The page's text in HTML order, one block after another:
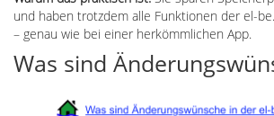
und haben trotzdem alle Funktionen der el-
– genau wie bei einer herkömmlichen App.
Was sind